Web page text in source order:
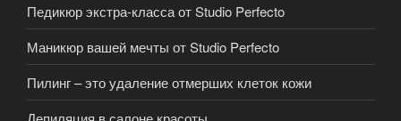
Педикюр экстра-класса от Studio Perfecto
Маникюр вашей мечты от Studio Perfecto
Пилинг – это удаление отмерших клеток кожи